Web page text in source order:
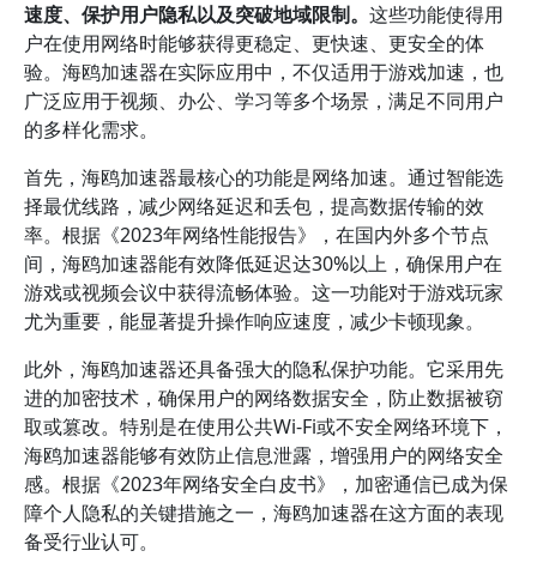
速度、保护用户隐私以及突破地域限制。 这些功能使得用
户在使用网络时能够获得更稳定、更快速、更安全的体
验。海鸥加速器在实际应用中，不仅适用于游戏加速，也
广泛应用于视频、办公、学习等多个场景，满足不同用户
的多样化需求。
首先，海鸥加速器最核心的功能是网络加速。通过智能选
择最优线路，减少网络延迟和丢包，提高数据传输的效
率。根据《2023年网络性能报告》，在国内外多个节点
间，海鸥加速器能有效降低延迟达30%以上，确保用户在
游戏或视频会议中获得流畅体验。这一功能对于游戏玩家
尤为重要，能显著提升操作响应速度，减少卡顿现象。
此外，海鸥加速器还具备强大的隐私保护功能。它采用先
进的加密技术，确保用户的网络数据安全，防止数据被窃
取或篡改。特别是在使用公共Wi-Fi或不安全网络环境下，
海鸥加速器能够有效防止信息泄露，增强用户的网络安全
感。根据《2023年网络安全白皮书》，加密通信已成为保
障个人隐私的关键措施之一，海鸥加速器在这方面的表现
备受行业认可。